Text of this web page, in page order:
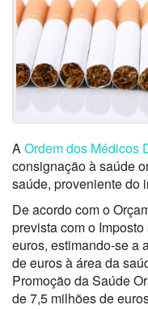
AOrdem dos Médicos
consignação à saúde
saúde, proveniente do
De acordo com o
prevista com o
euros, estimando-se a
de euros à área da
Promoção da Saúde
de 7,5 milhões de